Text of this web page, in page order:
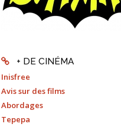
+ DE CINÉMA
Inisfree
Avis sur des films
Abordages
Tepepa